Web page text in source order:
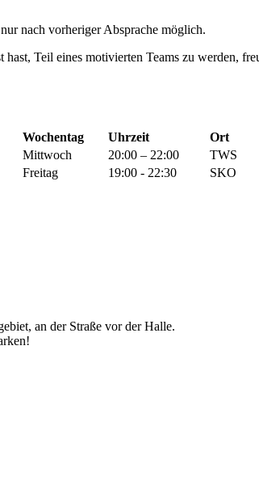
nur nach vorheriger Absprache möglich.
Teil eines motivierten Teams zu werden,
Wochentag Uhrzeit
Ort
Mittwoch 20:00 – 22:00
TWS
Freitag 19:00 - 22:30 SKO
an der Straße vor der Halle.